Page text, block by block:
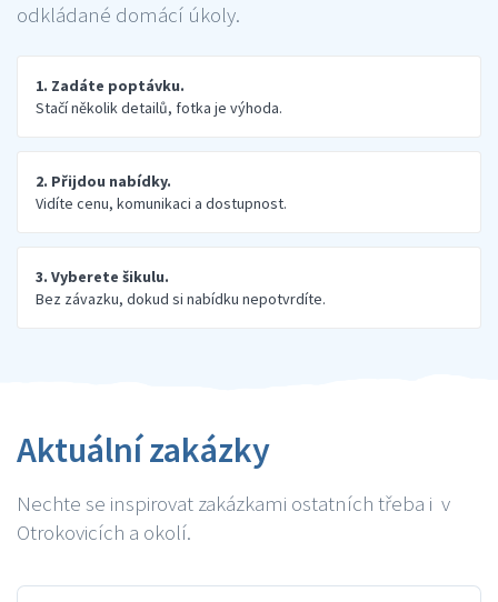
odkládané domácí úkoly.
1. Zadáte poptávku.
Stačí několik detailů, fotka je výhoda.
2. Přijdou nabídky.
Vidíte cenu, komunikaci a dostupnost.
3. Vyberete šikulu.
Bez závazku, dokud si nabídku nepotvrdíte.
Aktuální zakázky
Nechte se inspirovat zakázkami ostatních třeba i v
Otrokovicích a okolí.